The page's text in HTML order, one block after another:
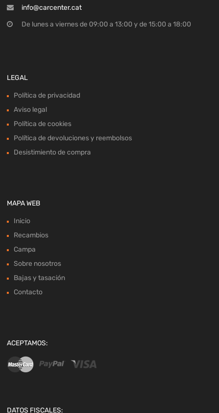
info@carcenter.cat
De lunes a viernes de 09:00 a 13:00 y de 15:00 a 18:00
LEGAL
Política de privacidad
Aviso legal
Política de cookies
Política de devoluciones y reembolsos
Desistimiento de compra
MAPA WEB
Inicio
Recambios
Campa
Sobre nosotros
Bajas y tasación
Contacto
ACEPTAMOS:
DATOS FISCALES: